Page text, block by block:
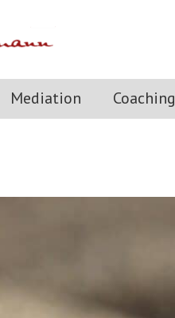
Mediation Coaching